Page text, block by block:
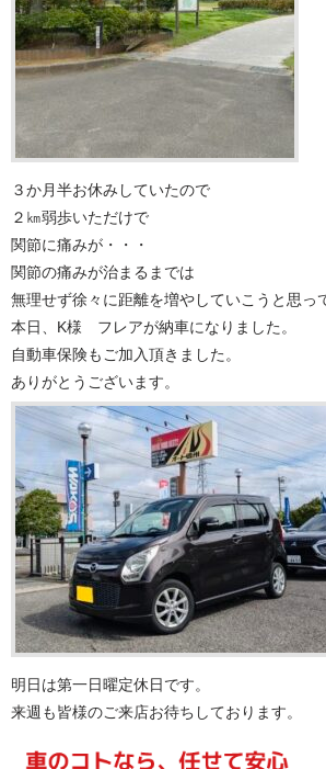
３か月半お休みしていたので
２㎞弱歩いただけで
関節に痛みが・・・
関節の痛みが治まるまでは
無理せず徐々に距離を増やしていこうと思っ
本日、K様 フレアが納車になりました。
自動車保険もご加入頂きました。
ありがとうございます。
明日は第一日曜定休日です。
来週も皆様のご来店お待ちしております。